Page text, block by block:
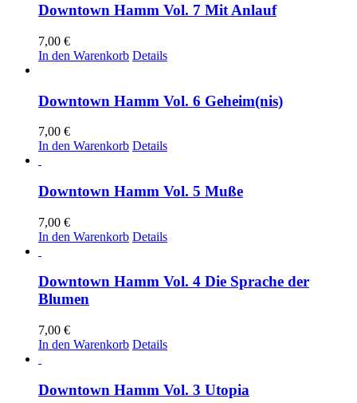
Downtown Hamm Vol. 7 Mit Anlauf
7,00 €
In den Warenkorb Details
Downtown Hamm Vol. 6 Geheim(nis)
7,00 €
In den Warenkorb Details
Downtown Hamm Vol. 5 Muße
7,00 €
In den Warenkorb Details
Downtown Hamm Vol. 4 Die Sprache der
Blumen
7,00 €
In den Warenkorb Details
Downtown Hamm Vol. 3 Utopia